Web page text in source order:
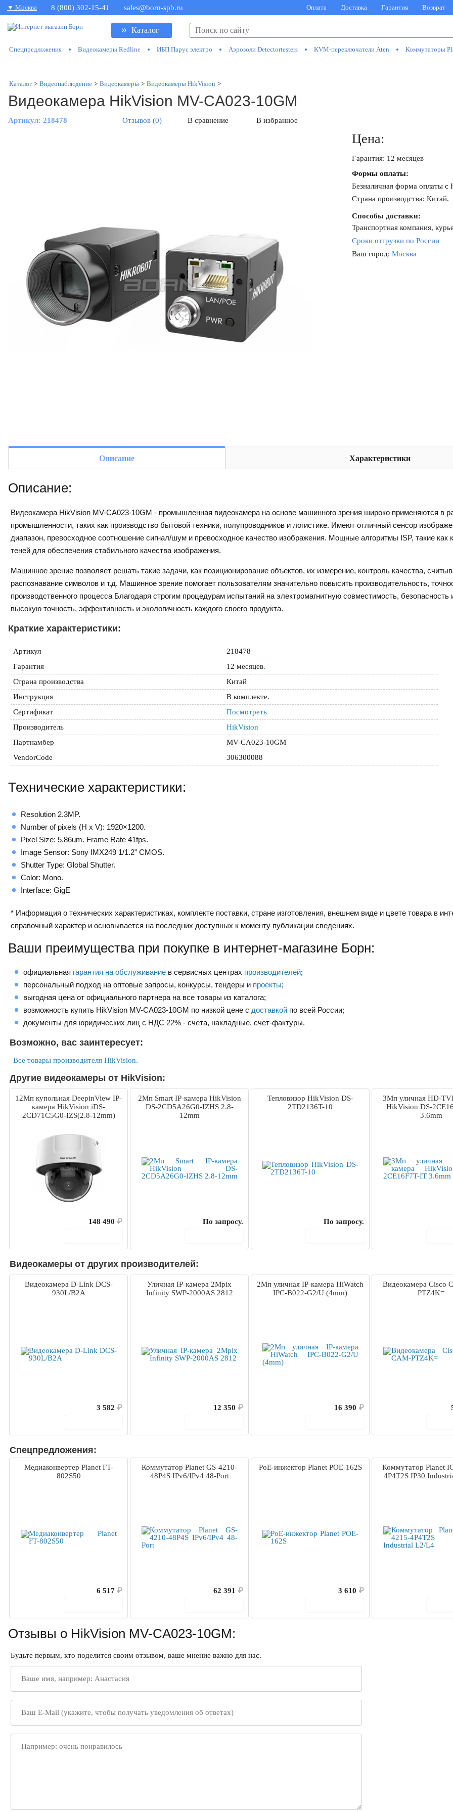
▼ Москва 8 (800) 302-15-41 sales@born-spb.ru Оплата Доставка Гарантия Возврат
» Каталог
Спецпредложения Видеокамеры Redline ИБП Парус электро Аэрозоли Detectortesters KVM-переключатели Aten Коммутаторы
Каталог > Видеонаблюдение > Видеокамеры > Видеокамеры HikVision >
Видеокамера HikVision MV-CA023-10GM
Артикул: 218478 Отзывов (0) В сравнение В избранное
Цена:
Гарантия: 12 месяцев
Формы оплаты:
Безналичная форма оплаты
Страна производства: Китай.
Способы доставки:
Транспортная компания,
Сроки отгрузки по России
Ваш город: Москва
Описание Характеристики
Описание:
Видеокамера HikVision MV-CA023-10GM - промышленная видеокамера на основе машинного зрения широко применяются в
промышленности, таких как производство бытовой техники, полупроводников и логистике. Имеют отличный сенсор
диапазон, превосходное соотношение сигнал/шум и превосходное качество изображения. Мощные алгоритмы ISP, такие как
теней для обеспечения стабильного качества изображения.
Машинное зрение позволяет решать такие задачи, как позиционирование объектов, их измерение, контроль качества,
распознавание символов и т.д. Машинное зрение помогает пользователям значительно повысить производительность,
производственного процесса Благодаря строгим процедурам испытаний на электромагнитную совместимость, безопасность
высокую точность, эффективность и экологичность каждого своего продукта.
Краткие характеристики:
Артикул
218478
Гарантия
12 месяцев.
Страна производства
Китай
Инструкция
В комплекте.
Сертификат
Посмотреть
Производитель
HikVision
Партнамбер
MV-CA023-10GM
VendorCode
306300088
Технические характеристики:
Resolution 2.3MP.
Number of pixels (H x V): 1920×1200.
Pixel Size: 5.86um. Frame Rate 41fps.
Image Sensor: Sony IMX249 1/1.2” CMOS.
Shutter Type: Global Shutter.
Color: Mono.
Interface: GigE
* Информация о технических характеристиках, комплекте поставки, стране изготовления, внешнем виде и цвете товара в
справочный характер и основывается на последних доступных к моменту публикации сведениях.
Ваши преимущества при покупке в интернет-магазине Борн:
официальная гарантия на обслуживание в сервисных центрах производителей;
персональный подход на оптовые запросы, конкурсы, тендеры и проекты;
выгодная цена от официального партнера на все товары из каталога;
возможность купить HikVision MV-CA023-10GM по низкой цене с доставкой по всей России;
документы для юридических лиц с НДС 22% - счета, накладные, счет-фактуры.
Возможно, вас заинтересует:
Все товары производителя HikVision.
Другие видеокамеры от HikVision:
12Мп купольная DeepinView IP-
камера HikVision iDS-
2CD71C5G0-IZS(2.8-12mm)
148 490 ₽
2Мп Smart IP-камера HikVision
DS-2CD5A26G0-IZHS 2.8-
12mm
По запросу.
Тепловизор HikVision DS-
2TD2136T-10
По запросу.
3Мп уличная HD-
HikVision DS-
3.6mm
Видеокамеры от других производителей:
Видеокамера D-Link DCS-
930L/B2A
3 582 ₽
Уличная IP-камера 2Mpix
Infinity SWP-2000AS 2812
12 350 ₽
2Мп уличная IP-камера HiWatch
IPC-B022-G2/U (4mm)
16 390 ₽
Видеокамера Cisco
PTZ4K=
Спецпредложения:
Медиаконвертер Planet FT-
802S50
6 517 ₽
Коммутатор Planet GS-4210-
48P4S IPv6/IPv4 48-Port
62 391 ₽
PoE-инжектор Planet POE-162S
3 610 ₽
Коммутатор Planet
4P4T2S IP30
Отзывы о HikVision MV-CA023-10GM:
Будьте первым, кто поделится своим отзывом, ваше мнение важно для нас.